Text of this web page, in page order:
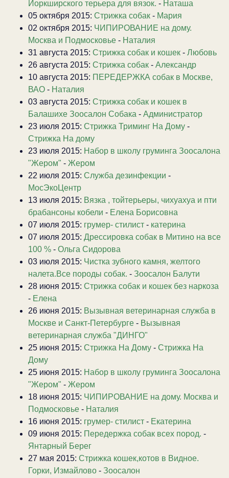
Йоркширского терьера для вязок. - Наташа
05 октября 2015: Стрижка собак - Мария
02 октября 2015: ЧИПИРОВАНИЕ на дому.
Москва и Подмосковье - Наталия
31 августа 2015: Стрижка собак и кошек - Любовь
26 августа 2015: Стрижка собак - Александр
10 августа 2015: ПЕРЕДЕРЖКА собак в Москве,
ВАО - Наталия
03 августа 2015: Стрижка собак и кошек в
Балашихе Зоосалон Собака - Администратор
23 июля 2015: Стрижка Триминг На Дому -
Стрижка На дому
23 июля 2015: Набор в школу груминга Зоосалона
"Жером" - Жером
22 июля 2015: Служба дезинфекции -
МосЭкоЦентр
13 июля 2015: Вязка , тойтерьеры, чихуахуа и пти
брабансоны кобели - Елена Борисовна
07 июля 2015: грумер- стилист - катерина
07 июля 2015: Дрессировка собак в Митино на все
100 % - Ольга Сидорова
03 июля 2015: Чистка зубного камня, желтого
налета.Все породы собак. - Зоосалон Балути
28 июня 2015: Стрижка собак и кошек без наркоза
- Елена
26 июня 2015: Вызывная ветеринарная служба в
Москве и Санкт-Петербурге - Вызывная
ветеринарная служба "ДИНГО"
25 июня 2015: Стрижка На Дому - Стрижка На
Дому
25 июня 2015: Набор в школу груминга Зоосалона
"Жером" - Жером
18 июня 2015: ЧИПИРОВАНИЕ на дому. Москва и
Подмосковье - Наталия
16 июня 2015: грумер- стилист - Екатерина
09 июня 2015: Передержка собак всех пород. -
Янтарный Берег
27 мая 2015: Стрижка кошек,котов в Видное.
Горки, Измайлово - Зоосалон